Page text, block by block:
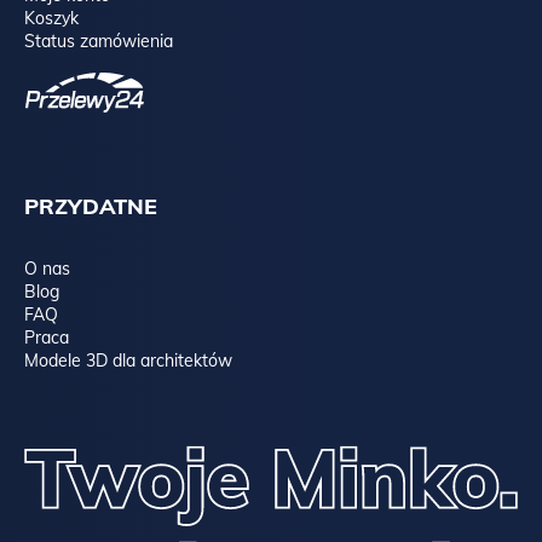
Koszyk
Status zamówienia
PRZYDATNE
O nas
Blog
FAQ
Praca
Modele 3D dla architektów